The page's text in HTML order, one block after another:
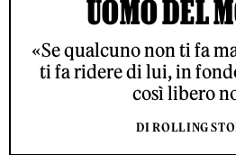
UOMO DEL
«Se qualcuno non ti fa
ti fa ridere di lui, in
così libero
DI ROLLING